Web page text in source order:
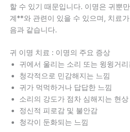
할 수 있기 때문입니다. 이명은 귀뿐
계**와 관련이 있을 수 있으며, 치료
음과 같습니다.
귀 이명 치료 : 이명의 주요 증상
귀에서 울리는 소리 또는 윙윙거리
청각적으로 민감해지는 느낌
귀가 먹먹하거나 답답한 느낌
소리의 강도가 점차 심해지는 현상
정신적 피로감 및 불안감
청각이 둔화되는 느낌